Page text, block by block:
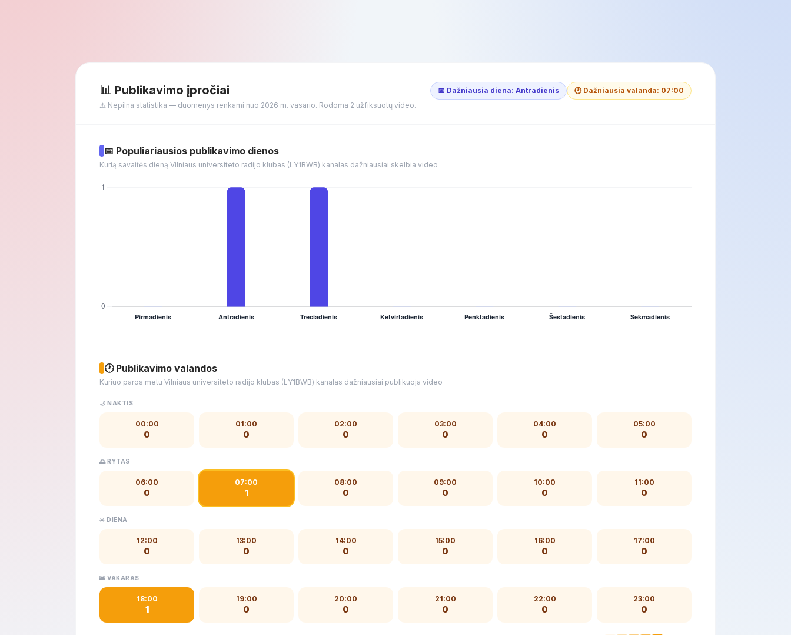
📊 Publikavimo įpročiai
⚠️ Nepilna statistika — duomenys renkami nuo 2026 m. vasario. Rodoma 2 užfiksuotų video.
📅 Dažniausia diena: Antradienis 🕐 Dažniausia valanda: 07:00
📅 Populiariausios publikavimo dienos
Kurią savaitės dieną Vilniaus universiteto radijo klubas (LY1BWB) kanalas dažniausiai skelbia video
🕐 Publikavimo valandos
Kuriuo paros metu Vilniaus universiteto radijo klubas (LY1BWB) kanalas dažniausiai publikuoja video
🌙 NAKTIS
00:00
0
01:00
0
02:00
0
03:00
0
04:00
0
05:00
0
🌅 RYTAS
06:00
0
07:00
1
08:00
0
09:00
0
10:00
0
11:00
0
☀️ DIENA
12:00
0
13:00
0
14:00
0
15:00
0
16:00
0
17:00
0
🌆 VAKARAS
18:00
1
19:00
0
20:00
0
21:00
0
22:00
0
23:00
0